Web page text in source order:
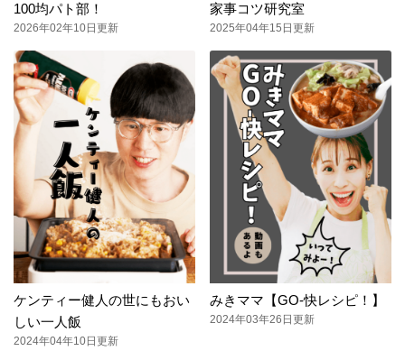
100均パト部！
2026年02年10日更新
家事コツ研究室
2025年04年15日更新
ケンティー健人の世にもおい
しい一人飯
2024年04年10日更新
みきママ【GO-快レシピ！】
2024年03年26日更新